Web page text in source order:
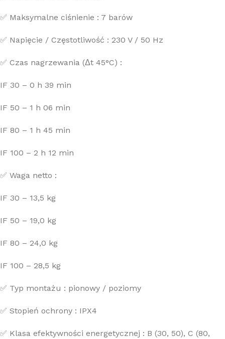
✅ Maksymalne ciśnienie : 7 barów
✅ Napięcie / Częstotliwość : 230 V / 50 Hz
✅ Czas nagrzewania (Δt 45°C) :
IF 30 – 0 h 39 min
IF 50 – 1 h 06 min
IF 80 – 1 h 45 min
IF 100 – 2 h 12 min
✅ Waga netto :
IF 30 – 13,5 kg
IF 50 – 19,0 kg
IF 80 – 24,0 kg
IF 100 – 28,5 kg
✅ Typ montażu : pionowy / poziomy
✅ Stopień ochrony : IPX4
✅ Klasa efektywności energetycznej : B (30, 50), C (80,